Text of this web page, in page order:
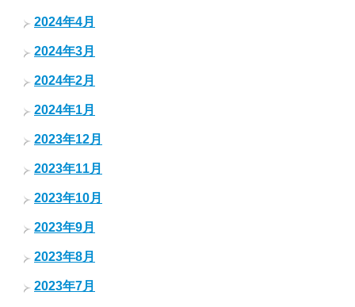
2024年4月
2024年3月
2024年2月
2024年1月
2023年12月
2023年11月
2023年10月
2023年9月
2023年8月
2023年7月